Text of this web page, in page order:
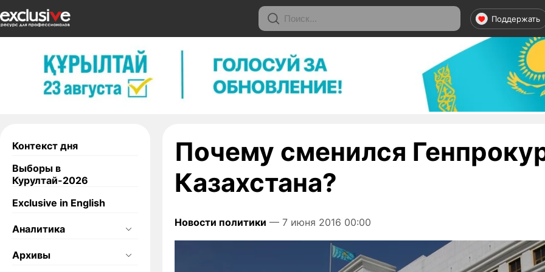
Поддержать
Контекст дня
Выборы в
Курултай-2026
Exclusive in English
Аналитика
Архивы
Почему сменился
Казахстана?
Новости политики — 7 июня 2016 00:00